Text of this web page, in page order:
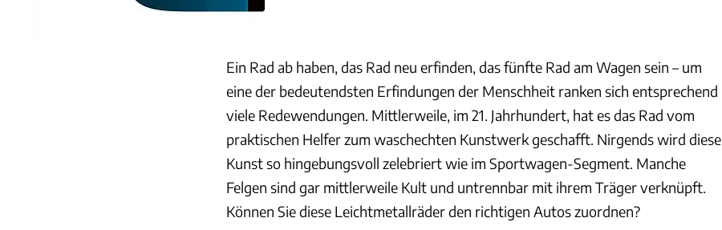
Ein Rad ab haben, das Rad neu erfinden, das fünfte Rad am Wagen sein – um
eine der bedeutendsten Erfindungen der Menschheit ranken sich entsprechend
viele Redewendungen. Mittlerweile, im 21. Jahrhundert, hat es das Rad vom
praktischen Helfer zum waschechten Kunstwerk geschafft. Nirgends wird diese
Kunst so hingebungsvoll zelebriert wie im Sportwagen-Segment. Manche
Felgen sind gar mittlerweile Kult und untrennbar mit ihrem Träger verknüpft.
Können Sie diese Leichtmetallräder den richtigen Autos zuordnen?